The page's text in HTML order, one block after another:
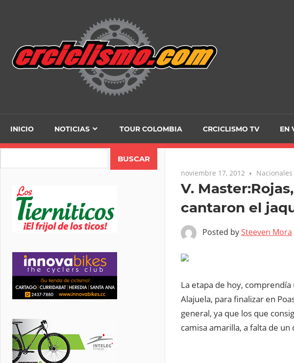
INICIO NOTICIAS TOUR COLOMBIA CRCICLISMO TV EN
noviembre 17, 2012 Nacionales
V.
cantaron el
Posted bySteeven Mora
La etapa de hoy,
Alajuela, para finalizar en
general, ya que los que
camisa amarilla, a falta de